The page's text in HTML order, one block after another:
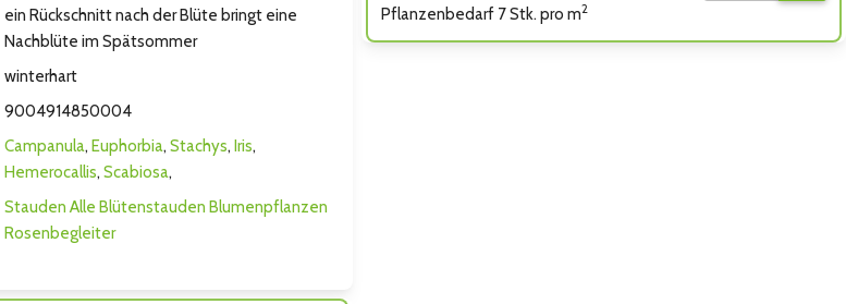
Pflanzenbedarf 7 Stk. pro m2
ein Rückschnitt nach der Blüte bringt eine
Nachblüte im Spätsommer
winterhart
9004914850004
Campanula, Euphorbia, Stachys, Iris,
Hemerocallis, Scabiosa,
Stauden Alle Blütenstauden Blumenpflanzen
Rosenbegleiter